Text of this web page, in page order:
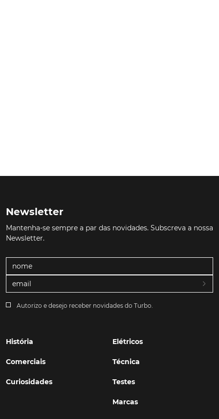
Newsletter
Mantenha-se sempre a par das novidades. Subscreva a nossa
Newsletter.
Autorizo e desejo receber novidades do Turbo.
História
Comerciais
Curiosidades
Elétricos
Técnica
Testes
Marcas